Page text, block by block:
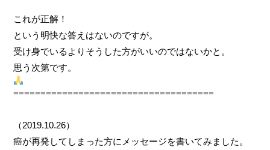
これが正解！
という明快な答えはないのですが。
受け身でいるよりそうした方がいいのではないかと。
思う次第です。
=====================================
（2019.10.26）
癌が再発してしまった方にメッセージを書いてみました。